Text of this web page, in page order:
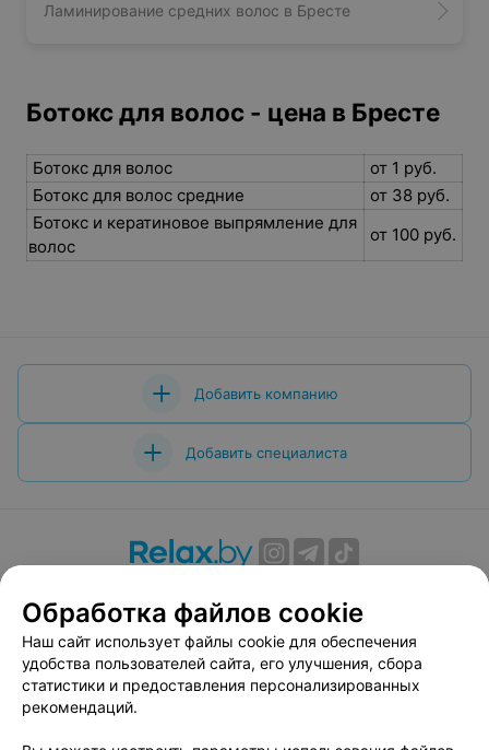
Ламинирование средних волос в Бресте
Ботокс для волос - цена в Бресте
Ботокс для волос
от 1 руб.
Ботокс для волос средние
от 38 руб.
Ботокс и кератиновое выпрямление для
волос
от 100 руб.
Добавить компанию
Добавить специалиста
Вакансии
Публичный договор
Способы оплаты
Публичный договор по использованию сервиса
«Афиша»
Пользовательское соглашение
Обработка файлов cookie
Наш сайт использует файлы cookie для обеспечения
удобства пользователей сайта, его улучшения, сбора
статистики и предоставления персонализированных
рекомендаций.